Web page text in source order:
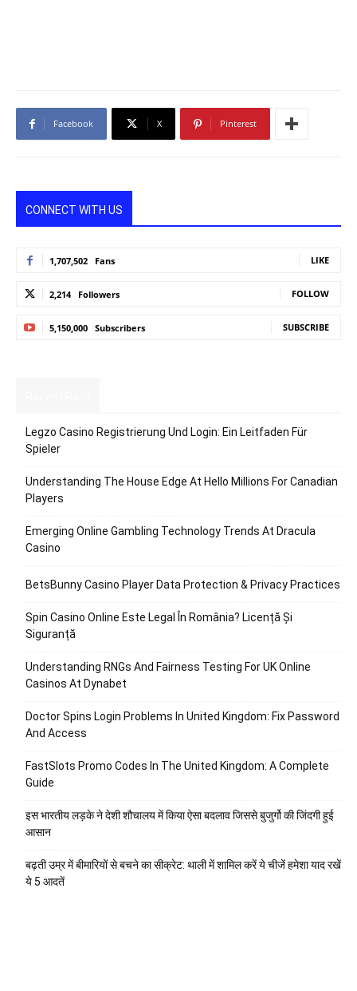
Facebook X Pinterest
CONNECT WITH US
1,707,502 Fans LIKE
2,214 Followers FOLLOW
5,150,000 Subscribers SUBSCRIBE
Legzo Casino Registrierung Und Login: Ein Leitfaden Für
Spieler
Understanding The House Edge At Hello Millions For Canadian
Players
Emerging Online Gambling Technology Trends At Dracula
Casino
BetsBunny Casino Player Data Protection & Privacy Practices
Spin Casino Online Este Legal În România? Licență Și
Siguranță
Understanding RNGs And Fairness Testing For UK Online
Casinos At Dynabet
Doctor Spins Login Problems In United Kingdom: Fix Password
And Access
FastSlots Promo Codes In The United Kingdom: A Complete
Guide
इस भारतीय लड़के ने देशी शौचालय में किया ऐसा बदलाव जिससे बुजुर्गो की जिंदगी हुई
आसान
बढ़ती उम्र में बीमारियों से बचने का सीक्रेट: थाली में शामिल करें ये चीजें हमेशा याद रखें
ये 5 आदतें